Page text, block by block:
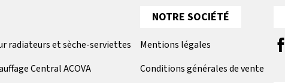
radiateurs et sèche-serviettes
Central ACOVA
NOTRE SOCIÉTÉ
Mentions légales
Conditions générales de vente